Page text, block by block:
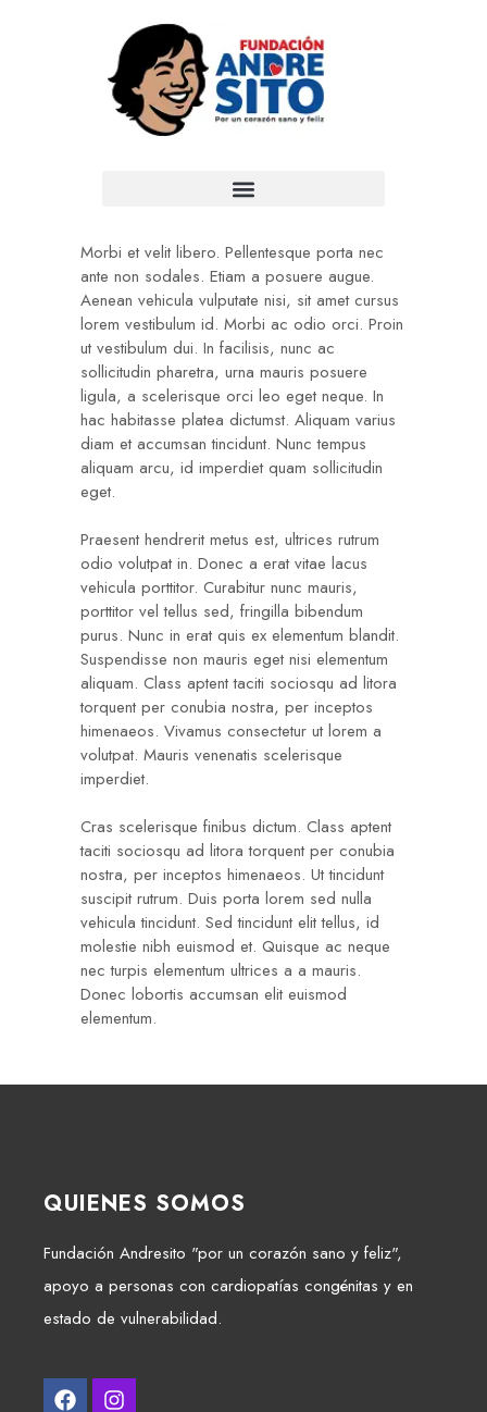
Morbi et velit libero. Pellentesque porta nec
ante non sodales. Etiam a posuere augue.
Aenean vehicula vulputate nisi, sit amet cursus
lorem vestibulum id. Morbi ac odio orci. Proin
ut vestibulum dui. In facilisis, nunc ac
sollicitudin pharetra, urna mauris posuere
ligula, a scelerisque orci leo eget neque. In
hac habitasse platea dictumst. Aliquam varius
diam et accumsan tincidunt. Nunc tempus
aliquam arcu, id imperdiet quam sollicitudin
eget.
Praesent hendrerit metus est, ultrices rutrum
odio volutpat in. Donec a erat vitae lacus
vehicula porttitor. Curabitur nunc mauris,
porttitor vel tellus sed, fringilla bibendum
purus. Nunc in erat quis ex elementum blandit.
Suspendisse non mauris eget nisi elementum
aliquam. Class aptent taciti sociosqu ad litora
torquent per conubia nostra, per inceptos
himenaeos. Vivamus consectetur ut lorem a
volutpat. Mauris venenatis scelerisque
imperdiet.
Cras scelerisque finibus dictum. Class aptent
taciti sociosqu ad litora torquent per conubia
nostra, per inceptos himenaeos. Ut tincidunt
suscipit rutrum. Duis porta lorem sed nulla
vehicula tincidunt. Sed tincidunt elit tellus, id
molestie nibh euismod et. Quisque ac neque
nec turpis elementum ultrices a a mauris.
Donec lobortis accumsan elit euismod
elementum.
QUIENES SOMOS
Fundación Andresito "por un corazón sano y feliz",
apoyo a personas con cardiopatías congénitas y en
estado de vulnerabilidad.